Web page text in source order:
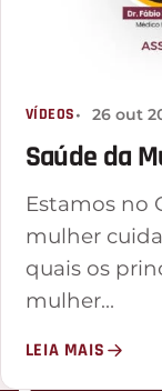
VÍDEOS 26 out
Saúde da
Estamos no
mulher
quais os
mulher…
LEIA MAIS